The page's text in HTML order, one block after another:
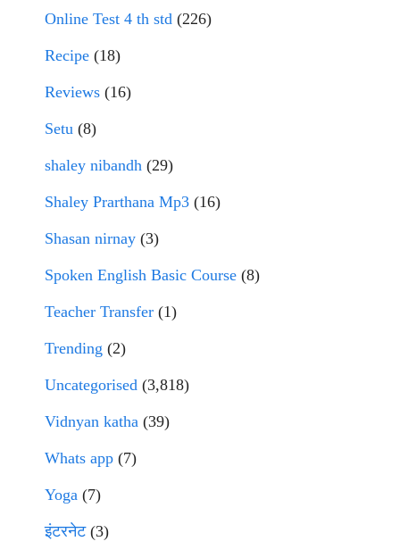
Online Test 4 th std (226)
Recipe (18)
Reviews (16)
Setu (8)
shaley nibandh (29)
Shaley Prarthana Mp3 (16)
Shasan nirnay (3)
Spoken English Basic Course (8)
Teacher Transfer (1)
Trending (2)
Uncategorised (3,818)
Vidnyan katha (39)
Whats app (7)
Yoga (7)
इंटरनेट(3)